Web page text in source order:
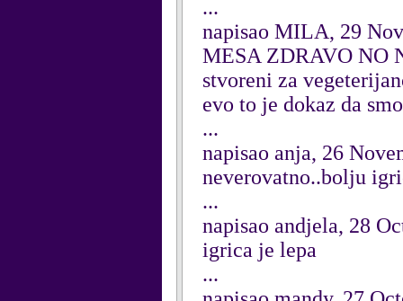
...
napisao MILA, 29
MESA ZDRAVO NO
stvoreni za
evo to je dokaz da
...
napisao anja, 26
neverovatno..bolju
...
napisao andjela, 28
igrica je lepa
...